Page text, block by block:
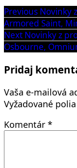
Navigácia
v
článku
Previous Previous
post:
Novinky
Armored Saint,
Next Next
post:
Novinky z
Osbourne,
Pridaj
Vaša e-mailová
Vyžadované
Komentár *